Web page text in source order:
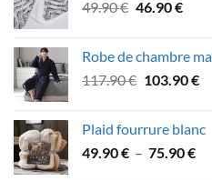
99.90 €.
49.90€ Le
était :
49.90 €.
46.90€Le
est :
Robe de chambre
117.90€ Le
était :
117.90 €.
103.90€Le
Plaid fourrure blanc
49.90€ – 75.90€